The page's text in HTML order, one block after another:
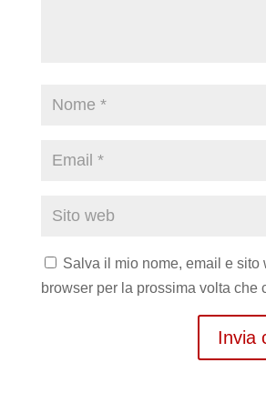
Salva il mio nome, email e sito
browser per la prossima volta che